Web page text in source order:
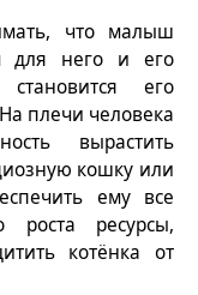
что малыш
для него и его
его
плечи человека
вырастить
кошку или
ему все
роста ресурсы,
котёнка от